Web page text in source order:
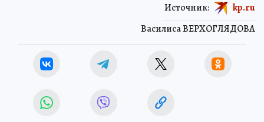
Василиса ВЕРХОГЛЯДОВА
Источник: kp.ru